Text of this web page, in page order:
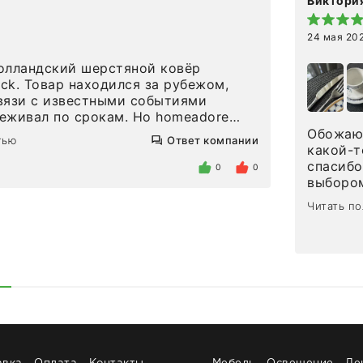
шерстяной ковёр
Товар находился за рубежом,
с известными событиями
по срокам. Но homeadore
в определенное в договоре
хочу отметить
ровно так, как хотел. Ещё
благодарность сотрудникам
Ответ компании
0 0
24 мая
Обожаю
какой-
Читать